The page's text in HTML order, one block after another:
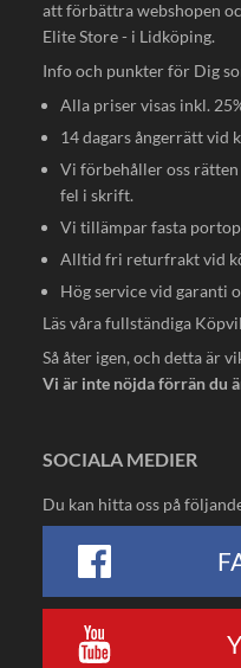
att förbättra webshopen
Elite Store - i Lidköping.
Info och punkter för Dig
Alla priser visas inkl.
14 dagars ångerrätt vid
Vi förbehåller oss
fel i skrift.
Vi tillämpar fasta
Alltid fri returfrakt vid
Hög service vid garanti
Läs våra fullständiga
Så åter igen, och detta är
Vi är inte nöjda förrän du
SOCIALA MEDIER
Du kan hitta oss på